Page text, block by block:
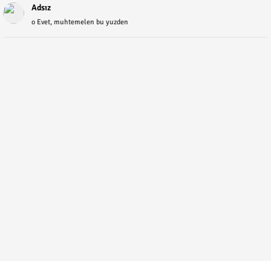
Adsız
o Evet, muhtemelen bu yuzden